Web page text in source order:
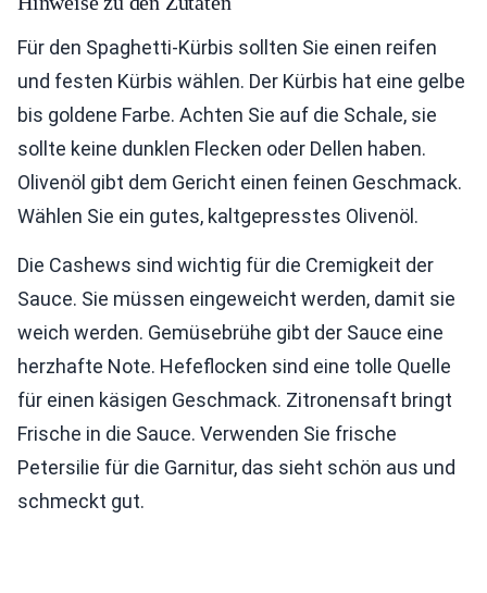
Für den Spaghetti-Kürbis sollten Sie einen reifen
und festen Kürbis wählen. Der Kürbis hat eine gelbe
bis goldene Farbe. Achten Sie auf die Schale, sie
sollte keine dunklen Flecken oder Dellen haben.
Olivenöl gibt dem Gericht einen feinen Geschmack.
Wählen Sie ein gutes, kaltgepresstes Olivenöl.
Die Cashews sind wichtig für die Cremigkeit der
Sauce. Sie müssen eingeweicht werden, damit sie
weich werden. Gemüsebrühe gibt der Sauce eine
herzhafte Note. Hefeflocken sind eine tolle Quelle
für einen käsigen Geschmack. Zitronensaft bringt
Frische in die Sauce. Verwenden Sie frische
Petersilie für die Garnitur, das sieht schön aus und
schmeckt gut.